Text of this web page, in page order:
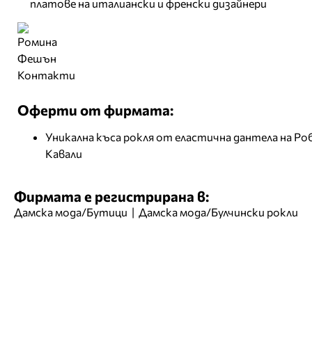
платове на италиански и френски дизайнери
Контакти
Оферти от фирмата:
Уникална къса рокля от еластична дантела на
Кавали
Фирмата е регистрирана в:
Дамска мода/Бутици | Дамска мода/Булчински рокли